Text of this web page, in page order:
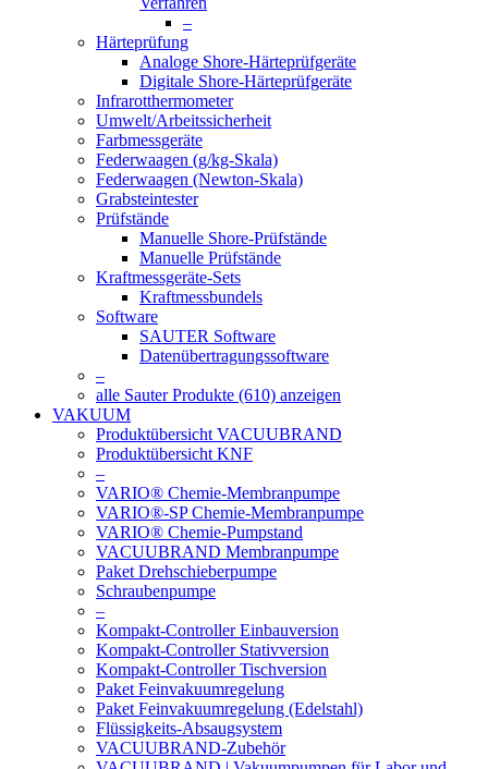
–
Härteprüfung
Analoge Shore-Härteprüfgeräte
Digitale Shore-Härteprüfgeräte
Infrarotthermometer
Umwelt/Arbeitssicherheit
Farbmessgeräte
Federwaagen (g/kg-Skala)
Federwaagen (Newton-Skala)
Grabsteintester
Prüfstände
Manuelle Shore-Prüfstände
Manuelle Prüfstände
Kraftmessgeräte-Sets
Kraftmessbundels
Software
SAUTER Software
Datenübertragungssoftware
–
alle Sauter Produkte (610) anzeigen
VAKUUM
Produktübersicht VACUUBRAND
Produktübersicht KNF
–
VARIO® Chemie-Membranpumpe
VARIO®-SP Chemie-Membranpumpe
VARIO® Chemie-Pumpstand
VACUUBRAND Membranpumpe
Paket Drehschieberpumpe
Schraubenpumpe
–
Kompakt-Controller Einbauversion
Kompakt-Controller Stativversion
Kompakt-Controller Tischversion
Paket Feinvakuumregelung
Paket Feinvakuumregelung (Edelstahl)
Flüssigkeits-Absaugsystem
VACUUBRAND-Zubehör